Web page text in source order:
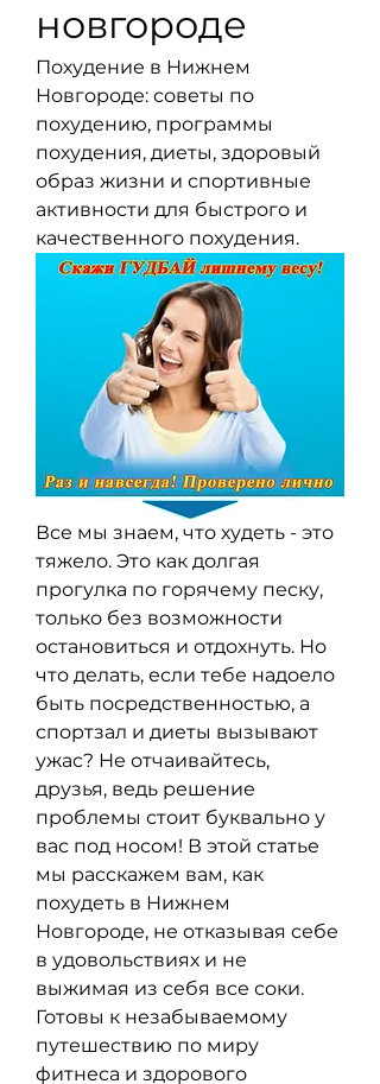
новгороде
Похудение в Нижнем
Новгороде: советы по
похудению, программы
похудения, диеты, здоровый
образ жизни и спортивные
активности для быстрого и
качественного похудения.
Все мы знаем, что худеть - это
тяжело. Это как долгая
прогулка по горячему песку,
только без возможности
остановиться и отдохнуть. Но
что делать, если тебе надоело
быть посредственностью, а
спортзал и диеты вызывают
ужас? Не отчаивайтесь,
друзья, ведь решение
проблемы стоит буквально у
вас под носом! В этой статье
мы расскажем вам, как
похудеть в Нижнем
Новгороде, не отказывая себе
в удовольствиях и не
выжимая из себя все соки.
Готовы к незабываемому
путешествию по миру
фитнеса и здорового